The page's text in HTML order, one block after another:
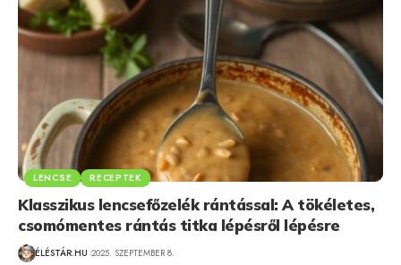
LENCSE RECEPTEK
Klasszikus lencsefőzelék rántással: A tökéletes,
csomómentes rántás titka lépésről lépésre
ÉLÉSTÁR.HU 2025. SZEPTEMBER 8.